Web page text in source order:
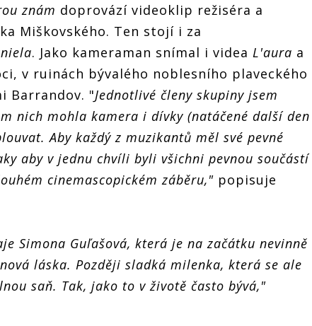
znám doprovází videoklip režiséra a
Miškovského. Ten stojí i za
. Jako kameraman snímal i videa L'aura a
v ruinách bývalého noblesního plaveckého
Barrandov. "Jednotlivé členy skupiny jsem
nich mohla kamera i dívky (natáčené další den
Aby každý z muzikantů měl své pevné
aby v jednu chvíli byli všichni pevnou součástí
cinemascopickém záběru," popisuje
Simona Guľašová, která je na začátku nevinně
láska. Později sladká milenka, která se ale
saň. Tak, jako to v životě často bývá,"